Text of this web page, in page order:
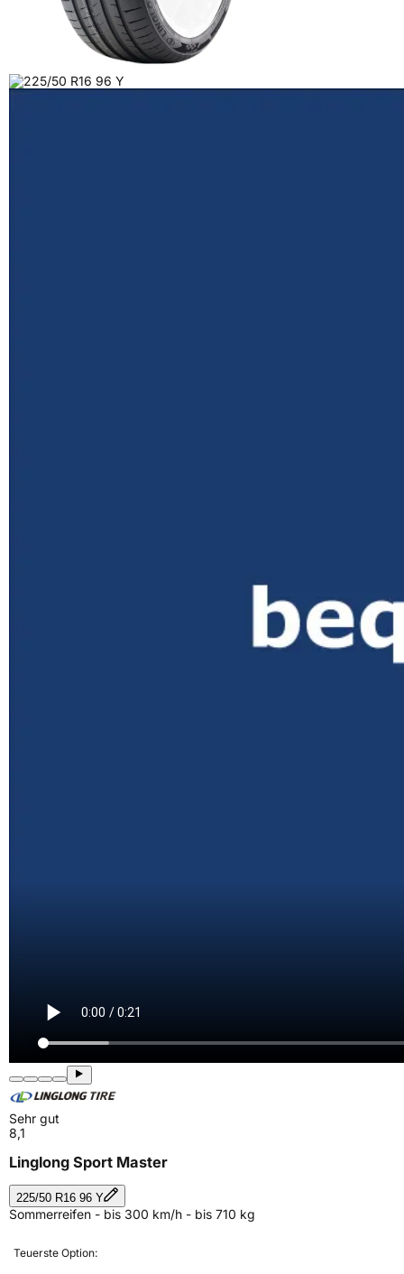
Sehr gut
8,1
Linglong Sport Master
225/50 R16 96 Y
Sommerreifen - bis 300 km/h - bis 710 kg
Teuerste Option: